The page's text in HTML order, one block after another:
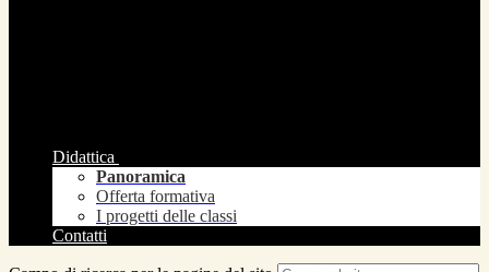
Didattica
Panoramica
Offerta formativa
I progetti delle classi
Contatti